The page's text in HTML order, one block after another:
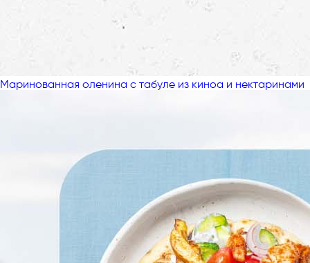
Маринованная оленина с табуле из киноа и нектаринами